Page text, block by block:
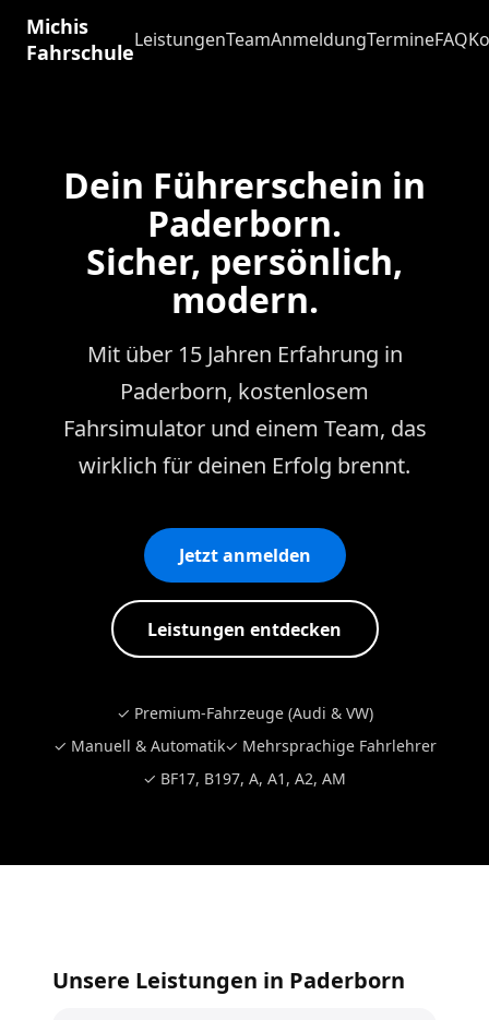
Michis
FahrschuleLeistungenTeamAnmeldungTermineFAQ
Dein Führerschein in
Paderborn.
Sicher, persönlich,
modern.
Mit über 15 Jahren Erfahrung in
Paderborn, kostenlosem
Fahrsimulator und einem Team, das
wirklich für deinen Erfolg brennt.
Jetzt anmelden
Leistungen entdecken
✓ Premium-Fahrzeuge (Audi & VW)
✓ Manuell & Automatik✓ Mehrsprachige Fahrlehrer
✓ BF17, B197, A, A1, A2, AM
Unsere Leistungen in Paderborn